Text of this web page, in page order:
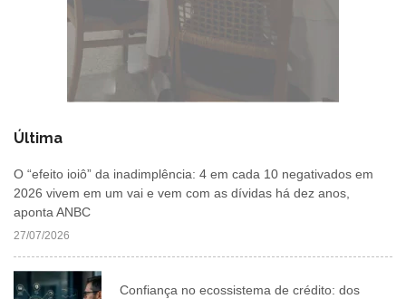
Última
O “efeito ioiô” da inadimplência: 4 em cada 10 negativados em
2026 vivem em um vai e vem com as dívidas há dez anos,
aponta ANBC
27/07/2026
Confiança no ecossistema de crédito: dos